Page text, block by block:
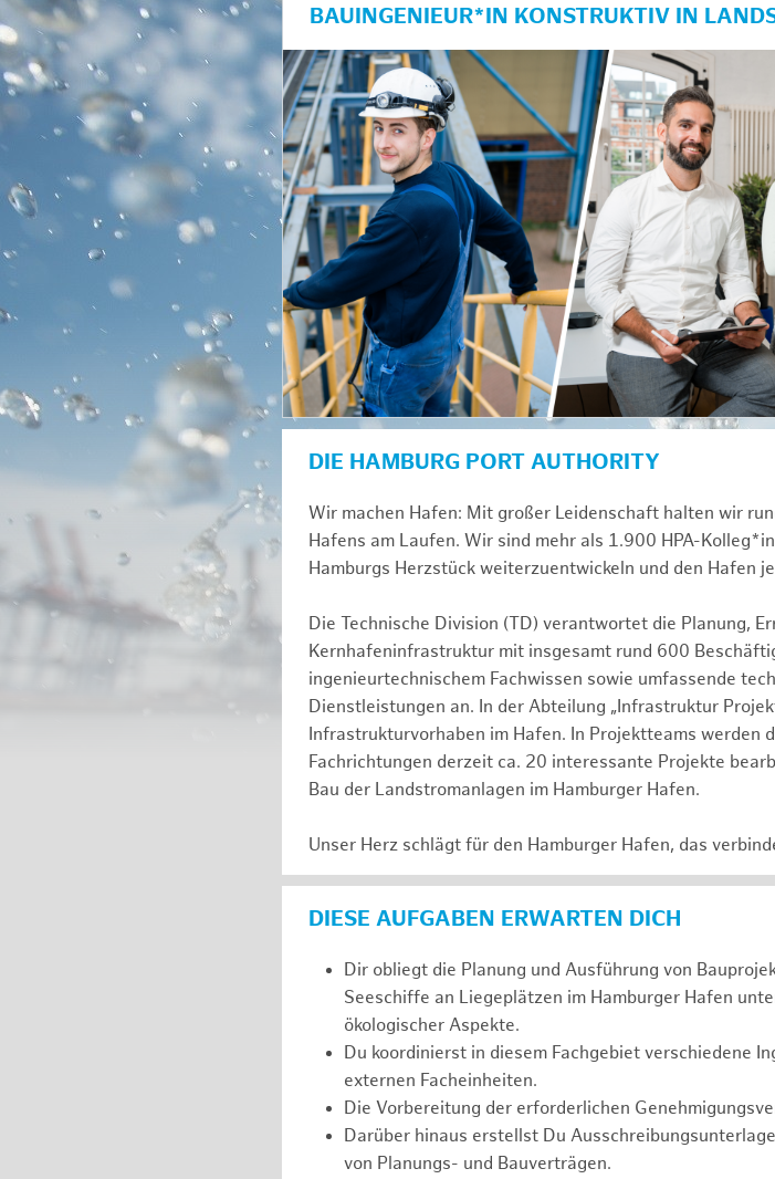
BAUINGENIEUR*IN KONSTRUKTIV IN
DIE HAMBURG PORT AUTHORITY
Wir machen Hafen: Mit großer Leidenschaft halten wir
Hafens am Laufen. Wir sind mehr als 1.900 HPA-
Hamburgs Herzstück weiterzuentwickeln und den Hafen
Die Technische Division (TD) verantwortet die Planung,
Kernhafeninfrastruktur mit insgesamt rund 600
ingenieurtechnischem Fachwissen sowie umfassende
Dienstleistungen an. In der Abteilung „Infrastruktur
Infrastrukturvorhaben im Hafen. In Projektteams werden
Fachrichtungen derzeit ca. 20 interessante Projekte
Bau der Landstromanlagen im Hamburger Hafen.
Unser Herz schlägt für den Hamburger Hafen, das
DIESE AUFGABEN ERWARTEN DICH
Dir obliegt die Planung und Ausführung von
Seeschiffe an Liegeplätzen im Hamburger Hafen
ökologischer Aspekte.
Du koordinierst in diesem Fachgebiet verschiedene
externen Facheinheiten.
Die Vorbereitung der erforderlichen
Darüber hinaus erstellst Du
von Planungs- und Bauverträgen.